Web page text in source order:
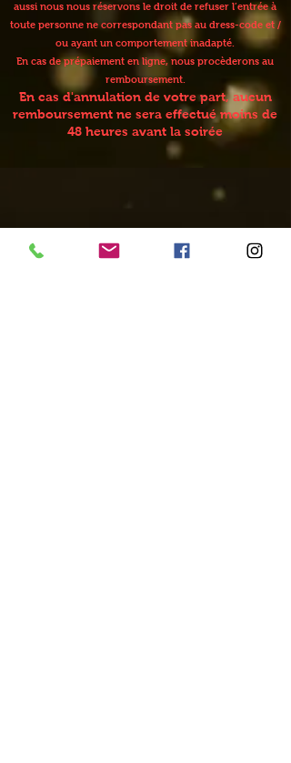
aussi nous nous réservons le droit de refuser l’entrée à
toute personne ne correspondant pas au dress-code et /
ou ayant un comportement inadapté.
En cas de prépaiement en ligne, nous procèderons au
remboursement.
En cas d'annulation de votre part, aucun
remboursement ne sera effectué moins de
48 heures avant la soirée